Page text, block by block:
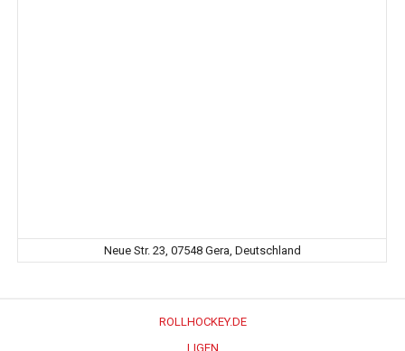
Neue Str. 23, 07548 Gera, Deutschland
ROLLHOCKEY.DE
LIGEN